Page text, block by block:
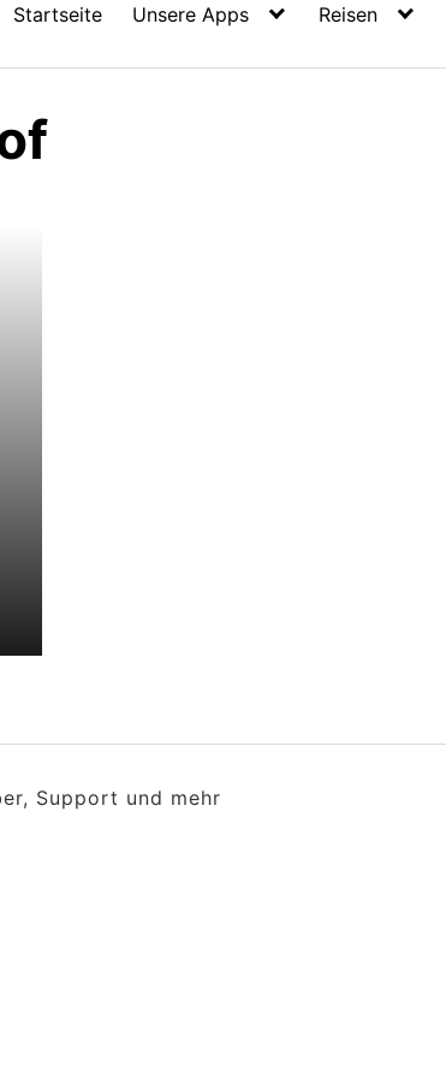
Startseite Unsere Apps Reisen
Support und mehr